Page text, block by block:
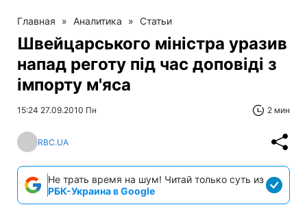
Главная » Аналитика » Статьи
Швейцарського міністра уразив
напад реготу під час доповіді з
імпорту м'яса
15:24 27.09.2010 Пн 2 мин
RBC.UA
Не трать время на шум! Читай только суть из
РБК-Украина в Google